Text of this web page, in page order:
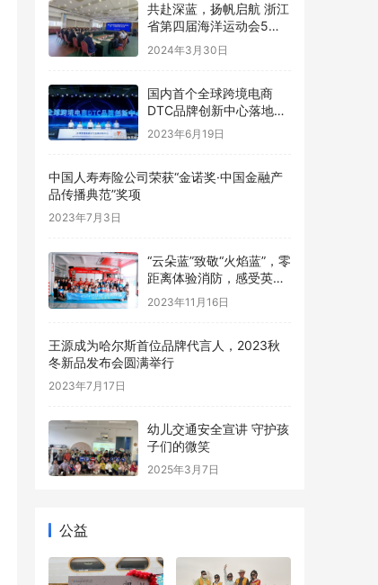
共赴深蓝，扬帆启航 浙江
省第四届海洋运动会5月
舟山嵊泗举办
2024年3月30日
国内首个全球跨境电商
DTC品牌创新中心落地菜
鸟智谷
2023年6月19日
中国人寿寿险公司荣获“金诺奖·中国金融产
品传播典范”奖项
2023年7月3日
“云朵蓝”致敬“火焰蓝”，零
距离体验消防，感受英雄
魅力！
2023年11月16日
王源成为哈尔斯首位品牌代言人，2023秋
冬新品发布会圆满举行
2023年7月17日
幼儿交通安全宣讲 守护孩
子们的微笑
2025年3月7日
公益